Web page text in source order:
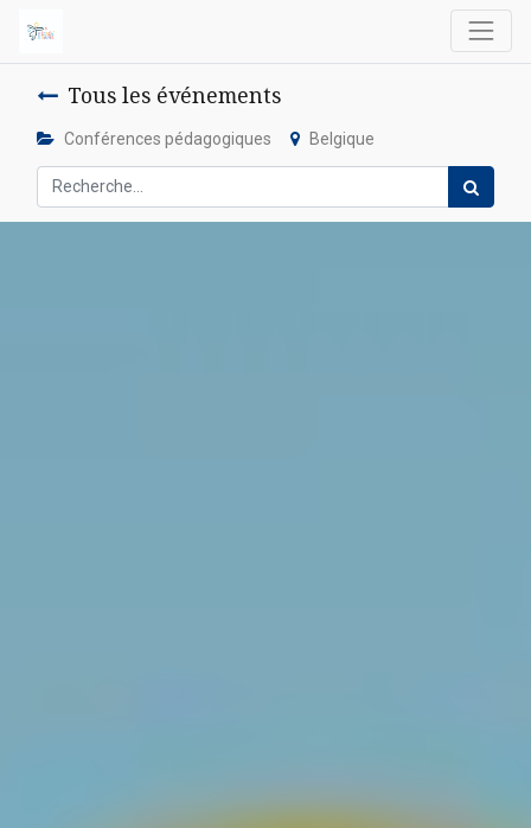
Tous les événements
Conférences pédagogiques Belgique